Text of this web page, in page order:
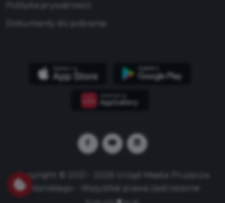
Polityka prywatności
Dokumenty do pobrania
Copyright © 2021 - 2026 Urząd Miasta Pruszcza
Gdańskiego - Wszystkie prawa zastrzeżone